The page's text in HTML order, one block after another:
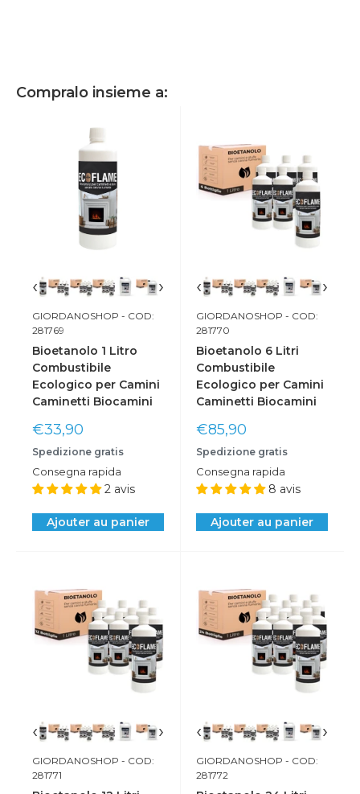
Compralo insieme a:
‹ ›
GIORDANOSHOP - COD:
281769
Bioetanolo 1 Litro
Combustibile
Ecologico per Camini
Caminetti Biocamini
Prix
réduit
€33,90
Spedizione gratis
Consegna rapida
2 avis
Ajouter au panier
‹ ›
GIORDANOSHOP - COD:
281770
Bioetanolo 6 Litri
Combustibile
Ecologico per Camini
Caminetti Biocamini
Prix
réduit
€85,90
Spedizione gratis
Consegna rapida
8 avis
Ajouter au panier
‹ ›
GIORDANOSHOP - COD:
281771
‹ ›
GIORDANOSHOP - COD:
281772